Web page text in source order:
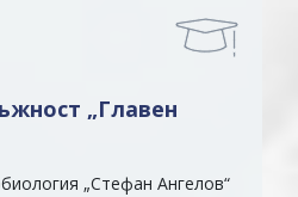
„Главен
„Стефан Ангелов“